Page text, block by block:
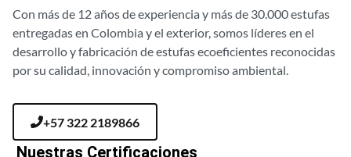
Con más de 12 años de experiencia y más de 30.000 estufas
entregadas en Colombia y el exterior, somos líderes en el
desarrollo y fabricación de estufas ecoeficientes reconocidas
por su calidad, innovación y compromiso ambiental.
+57 322 2189866
Nuestras Certificaciones